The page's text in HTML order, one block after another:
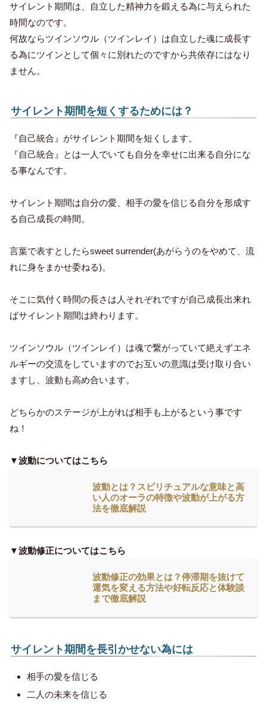
サイレント期間は、
自立した精神力を鍛える為に与えられた
時間なのです。
何故ならツインソウル（ツインレイ）は自立した魂に成長す
る為にツインとして個々に別れたのですから共依存にはなり
ません。
サイレント期間を短くするためには？
『自己統合』がサイレント期間を短くします。
『自己統合』とは一人でいても自分を幸せに出来る自分にな
る事なんです。
サイレント期間は自分の愛、相手の愛を信じる自分を形成す
る自己成長の時間。
言葉で表すとしたらsweet surrender(あがらうのをやめて、流
れに身をまかせ委ねる)。
そこに気付く時間の長さは人それぞれですが自己成長出来れ
ばサイレント期間は終わります。
ツインソウル（ツインレイ）は魂で繋がっていて絶えずエネ
ルギーの交流をしていますのでお互いの意識は受け取り合い
ますし、波動も高め合います。
どちらかのステージが上がれば相手も上がるという事です
ね！
▼波動についてはこちら
波動とは？スピリチュアルな意味と高
い人のオーラの特徴や波動が上がる方
法を徹底解説
▼波動修正についてはこちら
波動修正の効果とは？停滞期を抜けて
運気を変える方法や好転反応と体験談
まで徹底解説
サイレント期間を長引かせない為には
相手の愛を信じる
二人の未来を信じる